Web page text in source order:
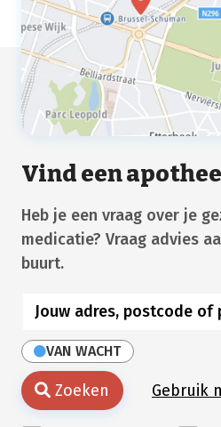
Vind een
Heb je een vraag over je
medicatie? Vraag advies
buurt.
VAN WACHT
Zoeken Gebruik